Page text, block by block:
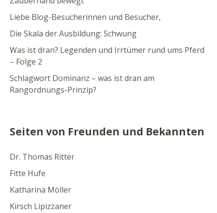
Liebe Blog-Besucherinnen und Besucher,
Die Skala der Ausbildung: Schwung
Was ist dran? Legenden und Irrtümer rund ums Pferd
– Folge 2
Schlagwort Dominanz – was ist dran am
Rangordnungs-Prinzip?
Seiten von Freunden und Bekannten
Dr. Thomas Ritter
Fitte Hufe
Katharina Möller
Kirsch Lipizzaner